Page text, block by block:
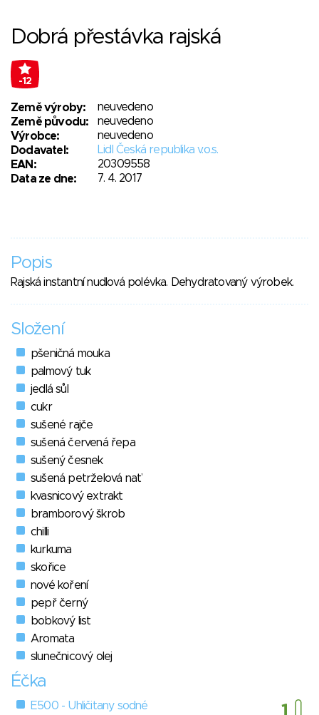
Dobrá přestávka rajská
-12
Země výroby:
neuvedeno
Země původu:
neuvedeno
Výrobce:
neuvedeno
Dodavatel:
Lidl Česká republika v.o.s.
EAN:
20309558
Data ze dne:
7. 4. 2017
Popis
Rajská instantní nudlová polévka. Dehydratovaný výrobek.
Složení
pšeničná mouka
palmový tuk
jedlá sůl
cukr
sušené rajče
sušená červená řepa
sušený česnek
sušená petrželová nať
kvasnicový extrakt
bramborový škrob
chilli
kurkuma
skořice
nové koření
pepř černý
bobkový list
Aromata
slunečnicový olej
Éčka
E500 - Uhličitany sodné